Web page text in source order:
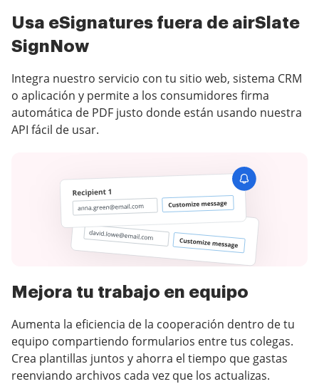
Usa eSignatures fuera de airSlate
SignNow
Integra nuestro servicio con tu sitio web, sistema CRM
o aplicación y permite a los consumidores firma
automática de PDF justo donde están usando nuestra
API fácil de usar.
Mejora tu trabajo en equipo
Aumenta la eficiencia de la cooperación dentro de tu
equipo compartiendo formularios entre tus colegas.
Crea plantillas juntos y ahorra el tiempo que gastas
reenviando archivos cada vez que los actualizas.